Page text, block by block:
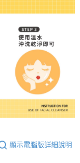
顯示電腦版詳細說明